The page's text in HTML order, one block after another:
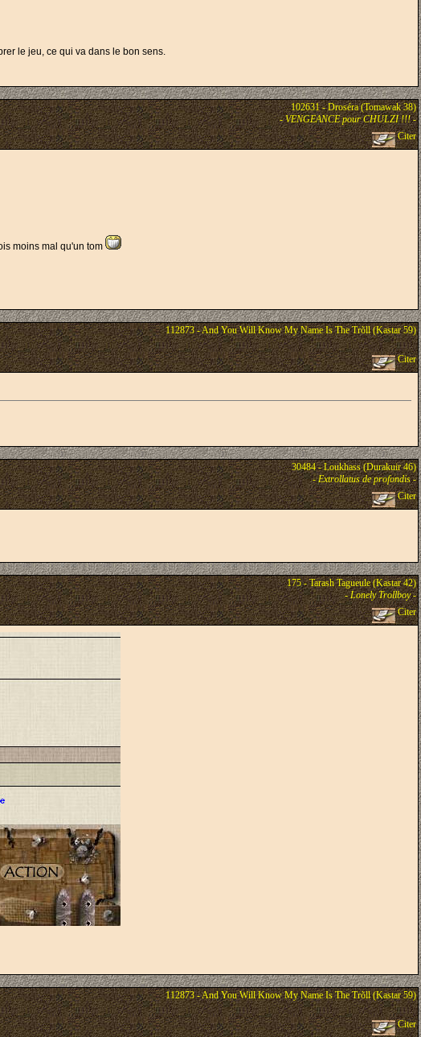
le jeu, ce qui va dans le bon sens.
102631 - Droséra (Tomawak 38)
-VENGEANCE pour CHULZI !!!-
Citer
moins mal qu'un tom
112873 - And You Will Know My Name Is The Trõll (Kastar 59)
Citer
30484 - Loukhass (Durakuir 46)
-Extrollatus de profondis-
Citer
175 - Tarash Tagueule (Kastar 42)
-Lonely Trollboy-
Citer
112873 - And You Will Know My Name Is The Trõll (Kastar 59)
Citer